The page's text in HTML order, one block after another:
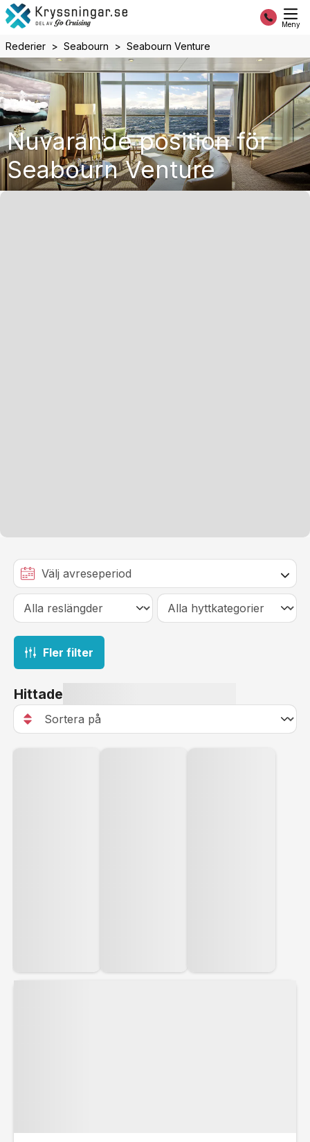
Meny
Rederier Seabourn Seabourn Venture
Nuvarande position för
Seabourn Venture
Fler filter
Hittade